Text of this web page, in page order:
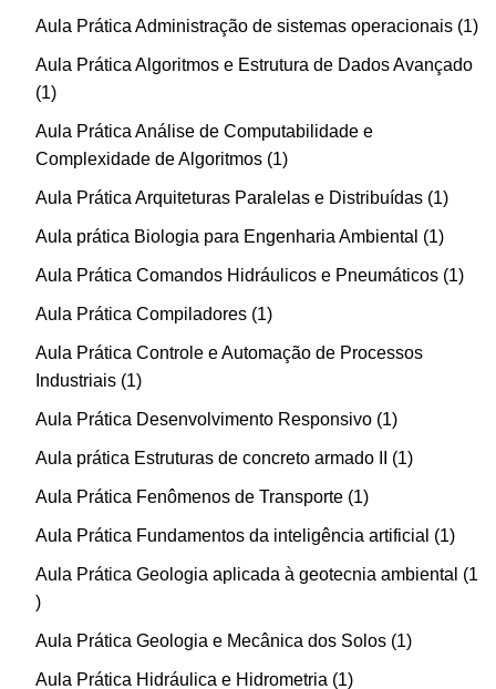
Aula Prática Administração de sistemas operacionais 1
Aula Prática Algoritmos e Estrutura de Dados Avançado
1
Aula Prática Análise de Computabilidade e
Complexidade de Algoritmos 1
Aula Prática Arquiteturas Paralelas e Distribuídas 1
Aula prática Biologia para Engenharia Ambiental 1
Aula Prática Comandos Hidráulicos e Pneumáticos 1
Aula Prática Compiladores 1
Aula Prática Controle e Automação de Processos
Industriais 1
Aula Prática Desenvolvimento Responsivo 1
Aula prática Estruturas de concreto armado II 1
Aula Prática Fenômenos de Transporte 1
Aula Prática Fundamentos da inteligência artificial 1
Aula Prática Geologia aplicada à geotecnia ambiental 1
Aula Prática Geologia e Mecânica dos Solos 1
Aula Prática Hidráulica e Hidrometria 1